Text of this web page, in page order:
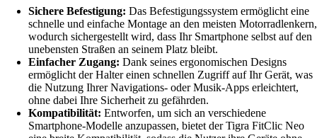
Sichere Befestigung: Das Befestigungssystem ermöglicht eine
schnelle und einfache Montage an den meisten Motorradlenkern,
wodurch sichergestellt wird, dass Ihr Smartphone selbst auf den
unebensten Straßen an seinem Platz bleibt.
Einfacher Zugang: Dank seines ergonomischen Designs
ermöglicht der Halter einen schnellen Zugriff auf Ihr Gerät, was
die Nutzung Ihrer Navigations- oder Musik-Apps erleichtert,
ohne dabei Ihre Sicherheit zu gefährden.
Kompatibilität: Entworfen, um sich an verschiedene
Smartphone-Modelle anzupassen, bietet der Tigra FitClic Neo